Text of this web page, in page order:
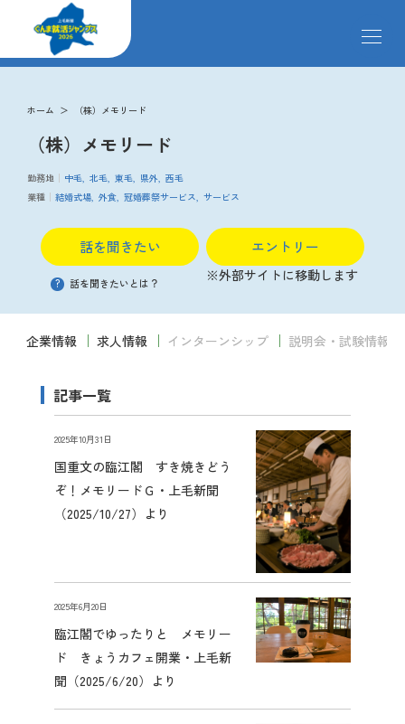
メ
求人検索
イベント
説明会
先輩社員の声
2027年3月卒業予定の方
会員登録
ホーム （株）メモリード
（株）メモリード
勤務地 中毛 北毛 東毛 県外 西毛
業種
結婚式場 外食 冠婚葬祭サービス サービス
話を聞きたい
? 話を聞きたいとは？
エントリー
※外部サイトに移動します
企業情報 求人情報 インターンシップ 説明会・試験情報
記事一覧
2025年10月31日
国重文の臨江閣 すき焼きどう
ぞ！メモリードＧ・上毛新聞
（2025/10/27）より
2025年6月20日
臨江閣でゆったりと メモリー
ド きょうカフェ開業・上毛新
聞（2025/6/20）より